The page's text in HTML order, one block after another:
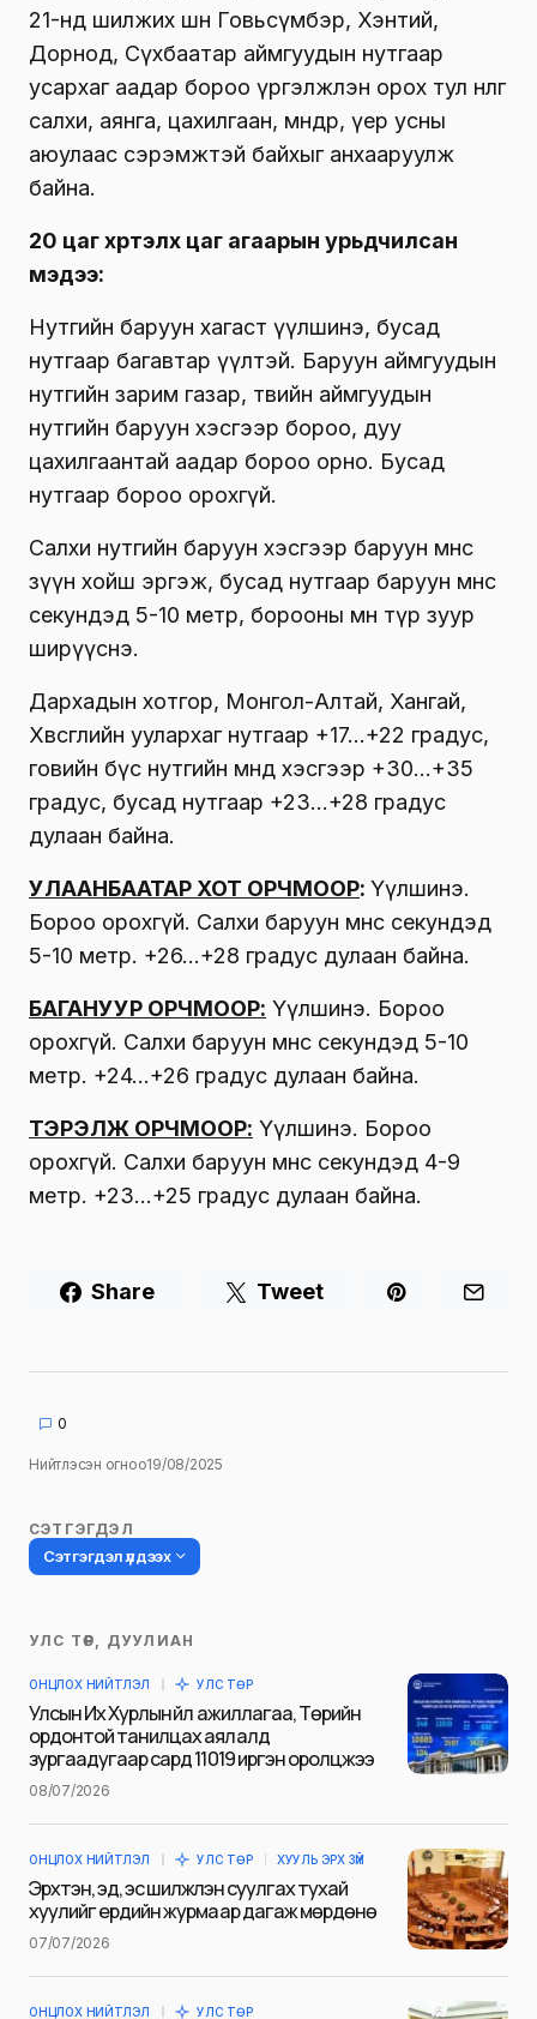
21-нд шилжих шөнө Говьсүмбэр, Хэнтий,
Дорнод, Сүхбаатар аймгуудын нутгаар
усархаг аадар бороо үргэлжлэн орох тул нөөлөг
салхи, аянга, цахилгаан, мөндөр, үер усны
аюулаас сэрэмжтэй байхыг анхааруулж
байна.
20 цаг хүртэлх цаг агаарын урьдчилсан
мэдээ:
Нутгийн баруун хагаст үүлшинэ, бусад
нутгаар багавтар үүлтэй. Баруун аймгуудын
нутгийн зарим газар, төвийн аймгуудын
нутгийн баруун хэсгээр бороо, дуу
цахилгаантай аадар бороо орно. Бусад
нутгаар бороо орохгүй.
Салхи нутгийн баруун хэсгээр баруун өмнөөс
зүүн хойш эргэж, бусад нутгаар баруун өмнөөс
секундэд 5-10 метр, борооны өмнө түр зуур
ширүүснэ.
Дархадын хотгор, Монгол-Алтай, Хангай,
Хөвсгөлийн уулархаг нутгаар +17…+22 градус,
говийн бүс нутгийн өмнөд хэсгээр +30…+35
градус, бусад нутгаар +23…+28 градус
дулаан байна.
УЛААНБААТАР ХОТ ОРЧМООР: Үүлшинэ.
Бороо орохгүй. Салхи баруун өмнөөс секундэд
5-10 метр. +26…+28 градус дулаан байна.
БАГАНУУР ОРЧМООР: Үүлшинэ. Бороо
орохгүй. Салхи баруун өмнөөс секундэд 5-10
метр. +24…+26 градус дулаан байна.
ТЭРЭЛЖ ОРЧМООР: Үүлшинэ. Бороо
орохгүй. Салхи баруун өмнөөс секундэд 4-9
метр. +23…+25 градус дулаан байна.
Share Tweet
0
Нийтлэсэн огноо19/08/2025
СЭТГЭГДЭЛ
Сэтгэгдэл үлдээх
Таны имэйл хаягийг нийтлэхгүй.
тэмдэглэсэн
Сэтгэгдэл*
Name
УЛС ТӨР, ДУУЛИАН
ОНЦЛОХ НИЙТЛЭЛ УЛС ТӨР
Улсын Их Хурлын үйл ажиллагаа, Төрийн
ордонтой танилцах аялалд
зургаадугаар сард 11019 иргэн оролцжээ
08/07/2026
ОНЦЛОХ НИЙТЛЭЛ УЛС ТӨР ХУУЛЬ ЭРХ ЗҮЙ
Эрхтэн, эд, эс шилжүүлэн суулгах тухай
хуулийг ердийн журмаар дагаж мөрдөнө
07/07/2026
ОНЦЛОХ НИЙТЛЭЛ УЛС ТӨР